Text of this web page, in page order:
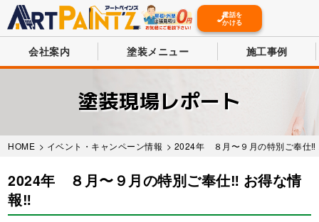
電話を
かける
会社案内 塗装メニュー 施工事例
塗装現場レポート
HOME > イベント・キャンペーン情報 > 2024年 ８月〜９月の特別ご奉仕‼️
2024年 ８月〜９月の特別ご奉仕‼️ お得な情
報‼️